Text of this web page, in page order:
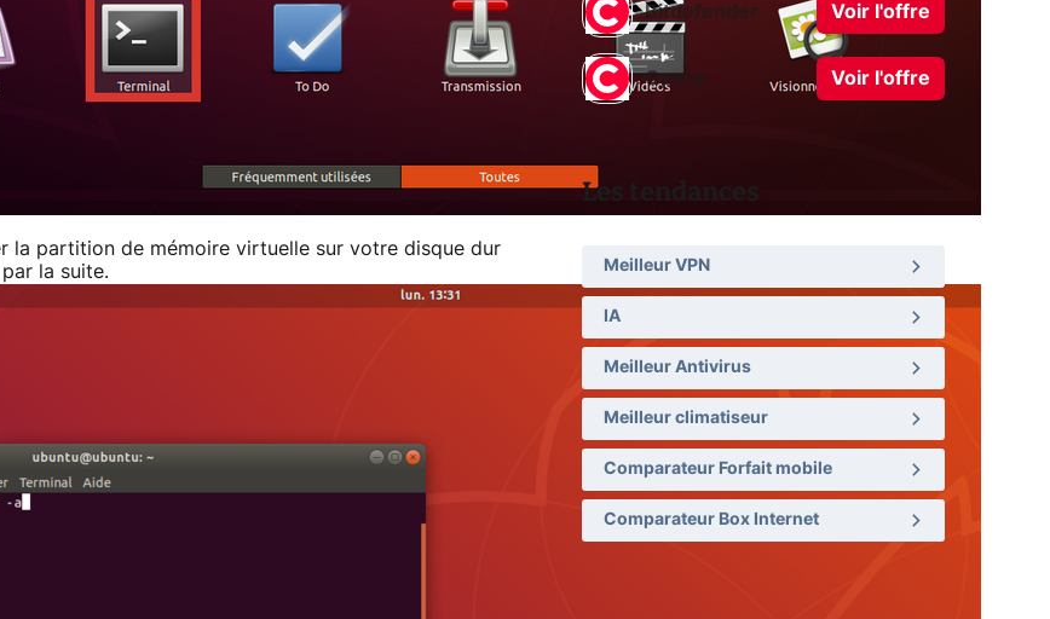
la partition de mémoire virtuelle sur votre disque dur
la suite.
Bitdefender Voir l'offre
Opera Voir l'offre
Les tendances
Meilleur VPN
IA
Meilleur Antivirus
Meilleur climatiseur
Comparateur Forfait mobile
Comparateur Box Internet